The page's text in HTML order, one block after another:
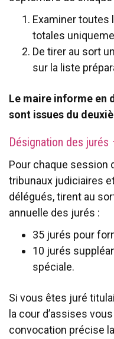
Examiner toutes
totales
De tirer au sort
sur la liste
Le maire informe en
sont issues du
Désignation des
Pour chaque session
tribunaux judiciaires
délégués, tirent au
annuelle des jurés :
35 jurés pour
10 jurés
spéciale.
Si vous êtes juré
la cour d’assises
convocation précise